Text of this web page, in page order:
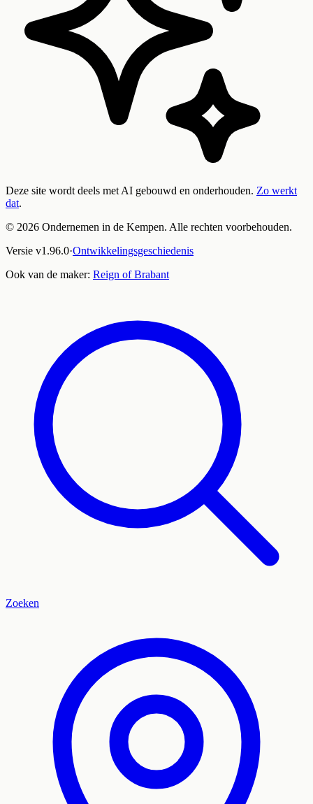
Deze site wordt deels met AI gebouwd en onderhouden. Zo werkt
dat.
© 2026 Ondernemen in de Kempen. Alle rechten voorbehouden.
Versie v1.96.0·Ontwikkelingsgeschiedenis
Ook van de maker: Reign of Brabant
Zoeken